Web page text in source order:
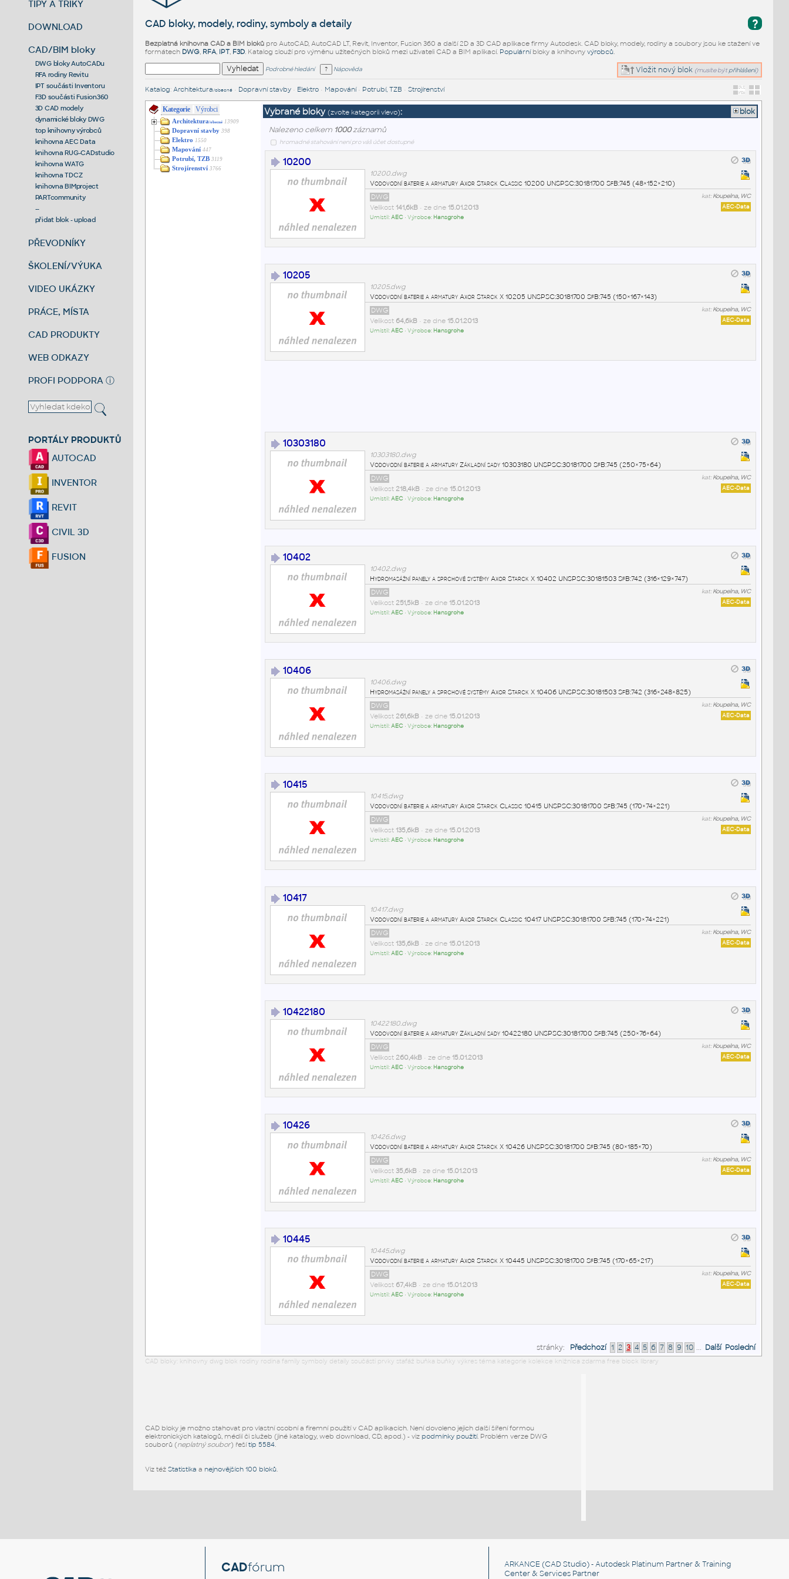
TIPY A TRIKY
DOWNLOAD
CAD/BIM bloky
DWG bloky AutoCADu
RFA rodiny Revitu
IPT součásti Inventoru
F3D součásti Fusion360
3D CAD modely
dynamické bloky DWG
top knihovny výrobců
knihovna AEC Data
knihovna RUG-CADstudio
knihovna WATG
knihovna TDCZ
knihovna BIMproject
PARTcommunity
--
přidat blok - upload
PŘEVODNÍKY
ŠKOLENÍ/VÝUKA
VIDEO UKÁZKY
PRÁCE, MÍSTA
CAD PRODUKTY
WEB ODKAZY
PROFI PODPORA ⓘ
PORTÁLY PRODUKTŮ
AUTOCAD
INVENTOR
REVIT
CIVIL 3D
FUSION
?
CAD bloky, modely, rodiny, symboly a detaily
Bezplatná knihovna CAD a BIM blokůpro AutoCAD, AutoCAD LT, Revit, Inventor, Fusion 360 a další 2D a 3D CAD aplikace firmy Autodesk. CAD bloky, modely, rodiny a soubory jsou ke stažení ve
formátech DWG, RFA, IPT, F3D. Katalog slouží pro výměnu užitečných bloků mezi uživateli CAD a BIM aplikací. Populárníbloky a knihovny výrobců.
Vložit nový blok (musíte být přihlášeni)
Podrobné hledání Nápověda
Katalog: Architektura /obecné• Dopravní stavby• Elektro• Mapování• Potrubí, TZB • Strojírenství
Kategorie Výrobci
Architektura/obecné 13909
Dopravní stavby 398
Elektro 1550
Mapování 447
Potrubí, TZB 3119
Strojírenství 3766
Vybrané bloky (zvolte kategorii vlevo):
blok
Nalezeno celkem 1000záznamů
hromadné stahování není pro váš účet dostupné
10200
10200.dwg
Vodovodní baterie a armatury Axor Starck Classic 10200 UNSPSC:30181700 SfB:745 (48×152×210)
kat:Koupelna, WC
DWG
AEC-Data
Velikost 141,6kB• ze dne 15.01.2013
Umístil:AEC• Výrobce: Hansgrohe
10205
10205.dwg
Vodovodní baterie a armatury Axor Starck X 10205 UNSPSC:30181700 SfB:745 (150×167×143)
kat:Koupelna, WC
DWG
AEC-Data
Velikost 64,6kB• ze dne 15.01.2013
Umístil:AEC• Výrobce: Hansgrohe
10303180
10303180.dwg
Vodovodní baterie a armatury Základní sady 10303180 UNSPSC:30181700 SfB:745 (250×75×64)
kat:Koupelna, WC
DWG
AEC-Data
Velikost 218,4kB• ze dne 15.01.2013
Umístil:AEC• Výrobce: Hansgrohe
10402
10402.dwg
Hydromasážní panely a sprchové systémy Axor Starck X 10402 UNSPSC:30181503 SfB:742 (316×129×747)
kat:Koupelna, WC
DWG
AEC-Data
Velikost 251,5kB• ze dne 15.01.2013
Umístil:AEC• Výrobce: Hansgrohe
10406
10406.dwg
Hydromasážní panely a sprchové systémy Axor Starck X 10406 UNSPSC:30181503 SfB:742 (316×248×825)
kat:Koupelna, WC
DWG
AEC-Data
Velikost 261,6kB• ze dne 15.01.2013
Umístil:AEC• Výrobce: Hansgrohe
10415
10415.dwg
Vodovodní baterie a armatury Axor Starck Classic 10415 UNSPSC:30181700 SfB:745 (170×74×221)
kat:Koupelna, WC
DWG
AEC-Data
Velikost 135,6kB• ze dne 15.01.2013
Umístil:AEC• Výrobce: Hansgrohe
10417
10417.dwg
Vodovodní baterie a armatury Axor Starck Classic 10417 UNSPSC:30181700 SfB:745 (170×74×221)
kat:Koupelna, WC
DWG
AEC-Data
Velikost 135,6kB• ze dne 15.01.2013
Umístil:AEC• Výrobce: Hansgrohe
10422180
10422180.dwg
Vodovodní baterie a armatury Základní sady 10422180 UNSPSC:30181700 SfB:745 (250×76×64)
kat:Koupelna, WC
DWG
AEC-Data
Velikost 260,4kB• ze dne 15.01.2013
Umístil:AEC• Výrobce: Hansgrohe
10426
10426.dwg
Vodovodní baterie a armatury Axor Starck X 10426 UNSPSC:30181700 SfB:745 (80×185×70)
kat:Koupelna, WC
DWG
AEC-Data
Velikost 35,6kB• ze dne 15.01.2013
Umístil:AEC• Výrobce: Hansgrohe
10445
10445.dwg
Vodovodní baterie a armatury Axor Starck X 10445 UNSPSC:30181700 SfB:745 (170×65×217)
kat:Koupelna, WC
DWG
AEC-Data
Velikost 67,4kB• ze dne 15.01.2013
Umístil:AEC• Výrobce: Hansgrohe
stránky: Předchozí 1 2 3 4 5 6 7 8 9 10 ... Další Poslední
CAD bloky: knihovny dwg blok rodiny rodina family symboly detaily součásti prvky stafáž buňka buňky výkres téma kategorie kolekce knižnica zdarma free block library
CAD bloky je možno stahovat pro vlastní osobní a firemní použití v CAD aplikacích. Není dovoleno jejich další šíření formou
elektronických katalogů, médií či služeb (jiné katalogy, web download, CD, apod.) - viz podmínky použití. Problém verze DWG
souborů (neplatný soubor) řešítip 5584.
Viz též Statistika a nejnovějších 100 bloků.
CADfórum ARKANCE (CAD Studio) - Autodesk Platinum Partner & Training
Center & Services Partner